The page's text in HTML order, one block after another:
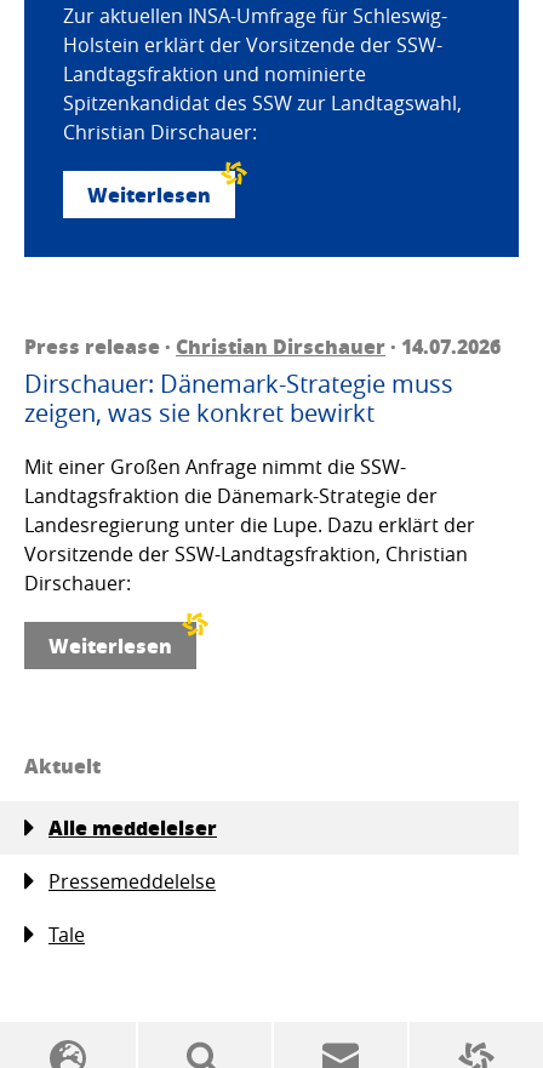
Zur aktuellen INSA-Umfrage für Schleswig-
Holstein erklärt der Vorsitzende der SSW-
Landtagsfraktion und nominierte
Spitzenkandidat des SSW zur Landtagswahl,
Christian Dirschauer:
Weiterlesen
Press release · Christian Dirschauer· 14.07.2026
Dirschauer: Dänemark-Strategie muss
zeigen, was sie konkret bewirkt
Mit einer Großen Anfrage nimmt die SSW-
Landtagsfraktion die Dänemark-Strategie der
Landesregierung unter die Lupe. Dazu erklärt der
Vorsitzende der SSW-Landtagsfraktion, Christian
Dirschauer:
Weiterlesen
Aktuelt
Alle meddelelser
Pressemeddelelse
Tale
SSW politics from A to Z